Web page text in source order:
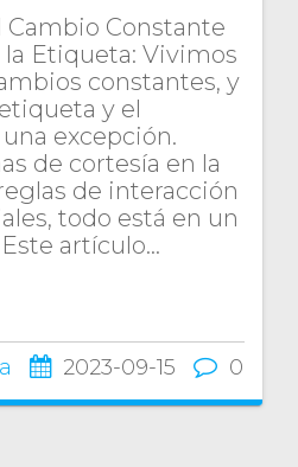
Cambio Constante
Etiqueta: Vivimos
constantes, y
y el
excepción.
de cortesía en la
de interacción
todo está en un
artículo…
2023-09-15 0